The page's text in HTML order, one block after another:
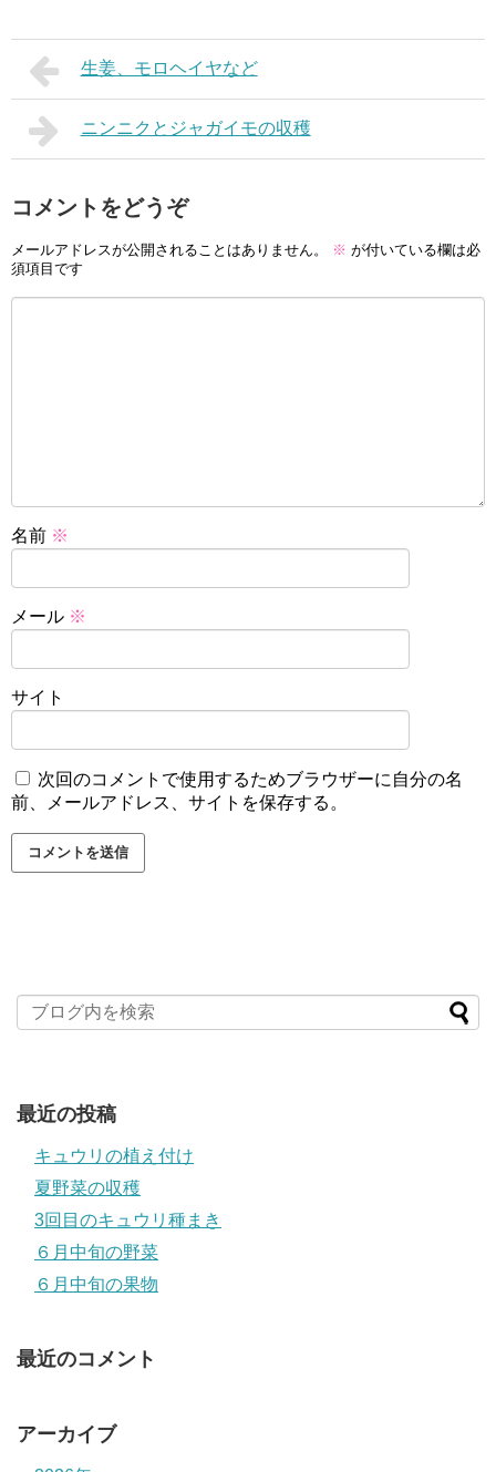
生姜、モロヘイヤなど
ニンニクとジャガイモの収穫
コメントをどうぞ
メールアドレスが公開されることはありません。 ※ が付いている欄は必
須項目です
名前 ※
メール ※
サイト
次回のコメントで使用するためブラウザーに自分の名
前、メールアドレス、サイトを保存する。
最近の投稿
キュウリの植え付け
夏野菜の収穫
3回目のキュウリ種まき
６月中旬の野菜
６月中旬の果物
最近のコメント
アーカイブ